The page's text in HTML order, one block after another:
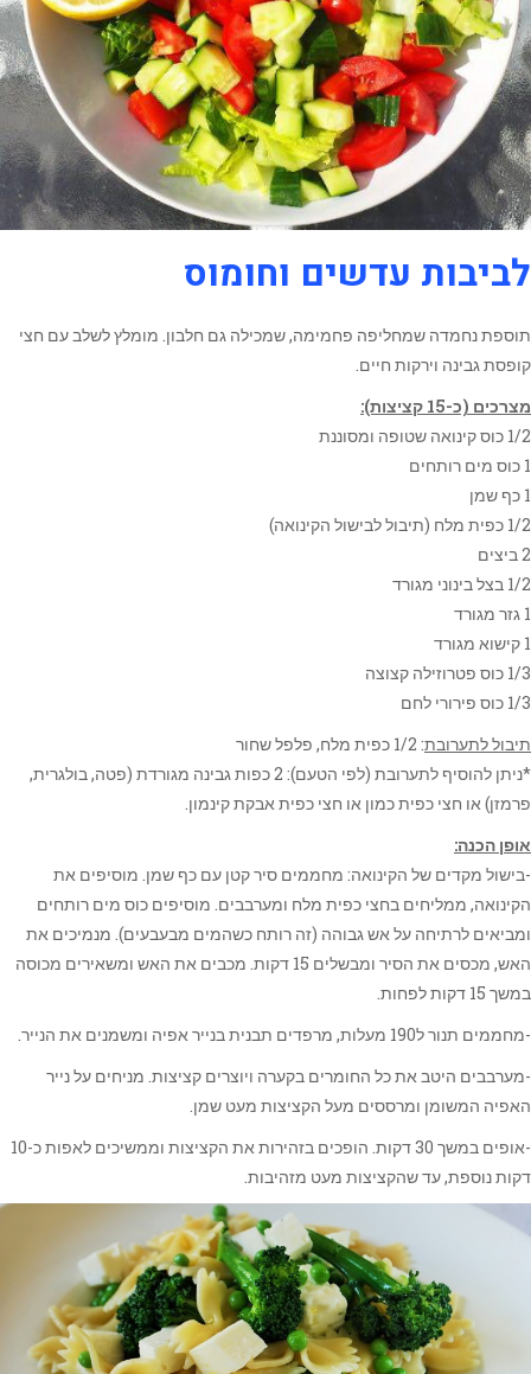
לביבות עדשים וחומוס
תוספת נחמדה שמחליפה פחמימה, שמכילה גם חלבון. מומלץ לשלב עם חצי
קופסת גבינה וירקות חיים.
מצרכים (כ-15 קציצות):
1/2 כוס קינואה שטופה ומסוננת
1 כוס מים רותחים
1 כף שמן
1/2 כפית מלח (תיבול לבישול הקינואה)
2 ביצים
1/2 בצל בינוני מגורד
1 גזר מגורד
1 קישוא מגורד
1/3 כוס פטרוזילה קצוצה
1/3 כוס פירורי לחם
תיבול לתערובת: 1/2 כפית מלח, פלפל שחור
*ניתן להוסיף לתערובת (לפי הטעם): 2 כפות גבינה מגורדת (פטה, בולגרית,
פרמזן) או חצי כפית כמון או חצי כפית אבקת קינמון.
אופן הכנה:
-בישול מקדים של הקינואה: מחממים סיר קטן עם כף שמן. מוסיפים את
הקינואה, ממליחים בחצי כפית מלח ומערבבים. מוסיפים כוס מים רותחים
ומביאים לרתיחה על אש גבוהה (זה רותח כשהמים מבעבעים). מנמיכים את
האש, מכסים את הסיר ומבשלים 15 דקות. מכבים את האש ומשאירים מכוסה
במשך 15 דקות לפחות.
-מחממים תנור ל190 מעלות, מרפדים תבנית בנייר אפיה ומשמנים את הנייר.
-מערבבים היטב את כל החומרים בקערה ויוצרים קציצות. מניחים על נייר
האפיה המשומן ומרססים מעל הקציצות מעט שמן.
-אופים במשך 30 דקות. הופכים בזהירות את הקציצות וממשיכים לאפות כ-10
דקות נוספת, עד שהקציצות מעט מזהיבות.